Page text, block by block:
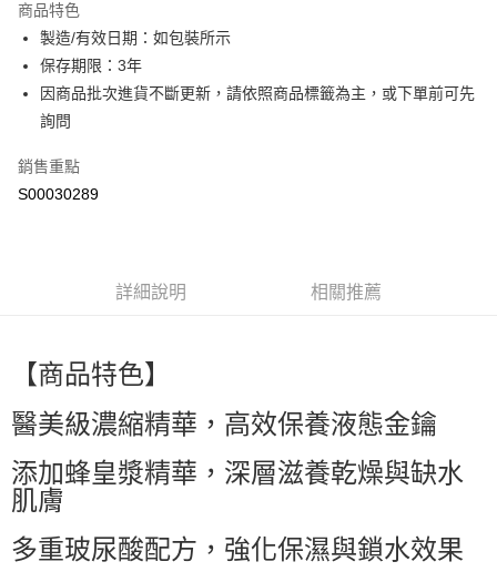
Apple Pay
街口支付
全盈+PAY
ATM付款
萊爾富取貨付款
每筆NT$60，滿NT$599(含以上)免運費
付款後萊爾富取貨
每筆NT$60，滿NT$599(含以上)免運費
每筆NT$60，滿NT$599(含以上)免運費
商品特色
製造/有效日期：如包裝所示
保存期限：3年
因商品批次進貨不斷更新，請依照商品標籤為主，或下單前可先
詢問
銷售重點
S00030289
詳細說明 相關推薦
【商品特色】
醫美級濃縮精華，高效保養液態金鑰
添加蜂皇漿精華，深層滋養乾燥與缺水
肌膚
多重玻尿酸配方，強化保濕與鎖水效果